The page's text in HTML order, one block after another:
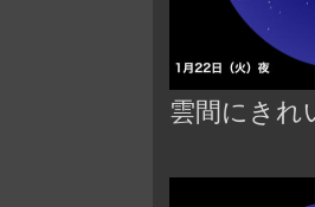
雲間にきれ